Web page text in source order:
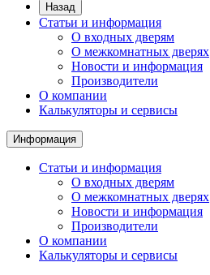
Назад
Статьи и информация
О входных дверям
О межкомнатных дверях
Новости и информация
Производители
О компании
Калькуляторы и сервисы
Информация
Статьи и информация
О входных дверям
О межкомнатных дверях
Новости и информация
Производители
О компании
Калькуляторы и сервисы